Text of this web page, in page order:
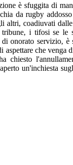
è sfuggita di
da rugby
altri, coadiuvati
tribune, i tifosi se
onorato servizio, è
aspettare che venga
chiesto
un'inchiesta